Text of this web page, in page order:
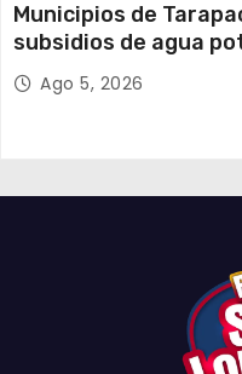
Municipios de
subsidios de agua
organizada por
Ago 5, 2026